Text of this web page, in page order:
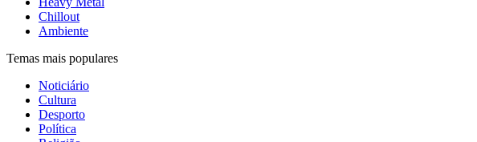
Chillout
Ambiente
Temas mais populares
Noticiário
Cultura
Desporto
Política